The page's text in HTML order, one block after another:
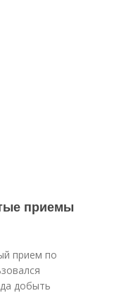
приемы
прием по
добыть